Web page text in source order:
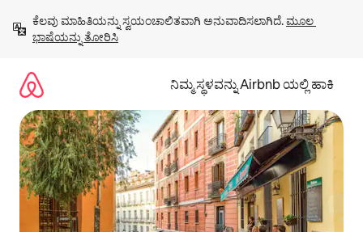
ಹೋಗಿ
ಕೆಲವು ಮಾಹಿತಿಯನ್ನು ಸ್ವಯಂಚಾಲಿತವಾಗಿ ಅನುವಾದಿಸಲಾಗಿದೆ. ಮೂಲ
ಭಾಷೆಯನ್ನು ತೋರಿಸಿ
ನಿಮ್ಮ ಸ್ಥಳವನ್ನು Airbnb ಯಲ್ಲಿ ಹಾಕಿ